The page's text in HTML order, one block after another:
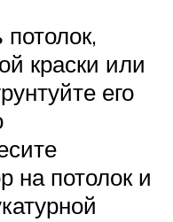
краски или
его
на потолок и